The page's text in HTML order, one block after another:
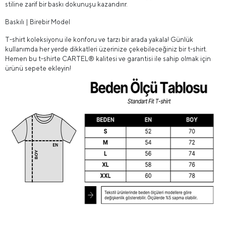
stiline zarif bir baskı dokunuşu kazandırır.
Baskılı | Birebir Model
T-shirt koleksiyonu ile konforu ve tarzı bir arada yakala! Günlük
kullanımda her yerde dikkatleri üzerinize çekebileceğiniz bir t-shirt.
Hemen bu t-shirte CARTEL® kalitesi ve garantisi ile sahip olmak için
ürünü sepete ekleyin!